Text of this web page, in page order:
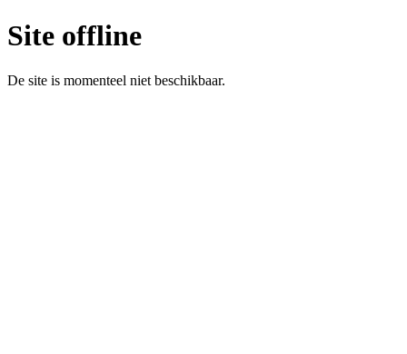
Site offline
De site is momenteel niet beschikbaar.